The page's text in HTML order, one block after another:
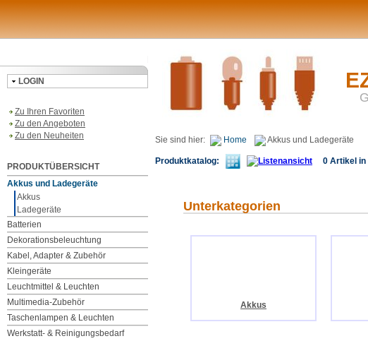
LOGIN
Zu Ihren Favoriten
Zu den Angeboten
Zu den Neuheiten
PRODUKTÜBERSICHT
Akkus und Ladegeräte
Akkus
Ladegeräte
Batterien
Dekorationsbeleuchtung
Kabel, Adapter & Zubehör
Kleingeräte
Leuchtmittel & Leuchten
Multimedia-Zubehör
Taschenlampen & Leuchten
Werkstatt- & Reinigungsbedarf
Sie sind hier: Home Akkus und Ladegeräte
Produktkatalog: 0 Artikel in
Unterkategorien
Akkus